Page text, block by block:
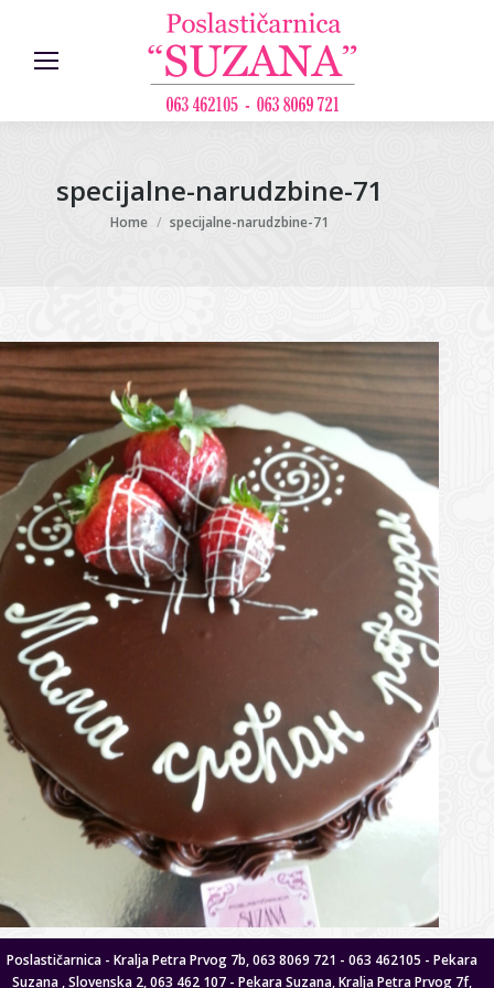
specijalne-narudzbine-71
You are here:
Home specijalne-narudzbine-71
Poslastičarnica - Kralja Petra Prvog 7b, 063 8069 721 - 063 462105 - Pekara
Suzana , Slovenska 2, 063 462 107 - Pekara Suzana, Kralja Petra Prvog 7f,